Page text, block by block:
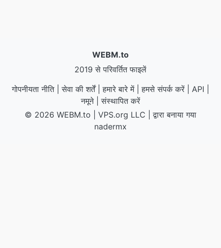
WEBM.to
2019 से परिवर्तित फाइलें
गोपनीयता नीति|सेवा की शर्तें|हमारे बारे में|हमसे संपर्क करें API
नमूने|संस्थापित करें
© 2026 WEBM.to
VPS.org LLC | द्वारा बनाया गया
nadermx